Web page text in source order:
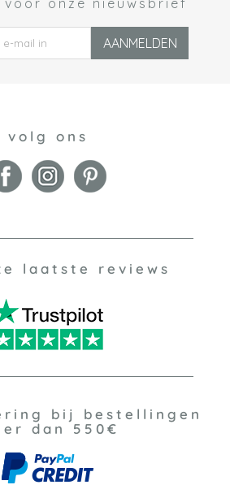
voor onze nieuwsbrief
AANMELDEN
volg ons
laatste reviews
bij bestellingen
dan 550€